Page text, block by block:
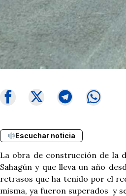
Escuchar noticia
La obra de construcción de la
Sahagún y que lleva un año
retrasos que ha tenido por el
misma, ya fueron superados y